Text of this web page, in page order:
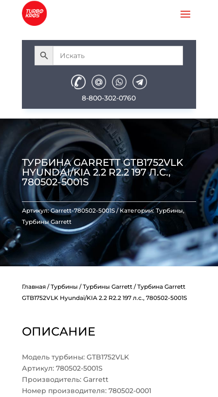
8-800-302-0760
ТУРБИНА GARRETT GTB1752VLK
HYUNDAI/KIA 2.2 R2.2 197 Л.С.,
780502-5001S
Артикул:Garrett-780502-5001S Категории: Турбины,
Турбины Garrett
Главная/Турбины /Турбины Garrett/ Турбина Garrett
GTB1752VLK Hyundai/KIA 2.2 R2.2 197 л.с., 780502-5001S
ОПИСАНИЕ
Модель турбины: GTB1752VLK
Артикул: 780502-5001S
Производитель: Garrett
Номер производителя: 780502-0001